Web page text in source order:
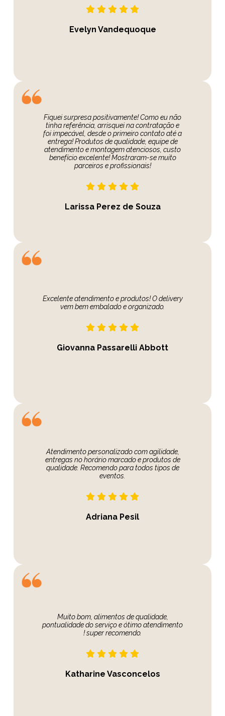
Evelyn Vandequoque
Fiquei surpresa positivamente! Como eu não
tinha referência, arrisquei na contratação e
foi impecável, desde o primeiro contato até a
entrega! Produtos de qualidade, equipe de
atendimento e montagem atenciosos, custo
benefício excelente! Mostraram-se muito
parceiros e profissionais!
Larissa Perez de Souza
Excelente atendimento e produtos! O delivery
vem bem embalado e organizado.
Giovanna Passarelli Abbott
Atendimento personalizado com agilidade,
entregas no horário marcado e produtos de
qualidade. Recomendo para todos tipos de
eventos.
Adriana Pesil
Muito bom, alimentos de qualidade,
pontualidade do serviço e ótimo atendimento
! super recomendo.
Katharine Vasconcelos